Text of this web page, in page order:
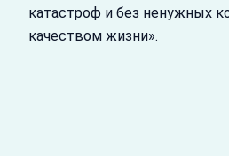
катастроф и без ненужных
качеством жизни».